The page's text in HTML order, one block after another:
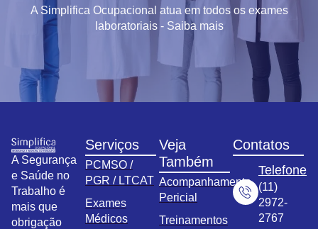
A Simplifica Ocupacional atua em todos os exames
laboratoriais - Saiba mais
A Segurança
e Saúde no
Trabalho é
mais que
obrigação
Serviços
PCMSO /
PGR / LTCAT
Exames
Médicos
Veja
Também
Acompanhamento
Pericial
Treinamentos
Contatos
Telefone
(11)
2972-
2767